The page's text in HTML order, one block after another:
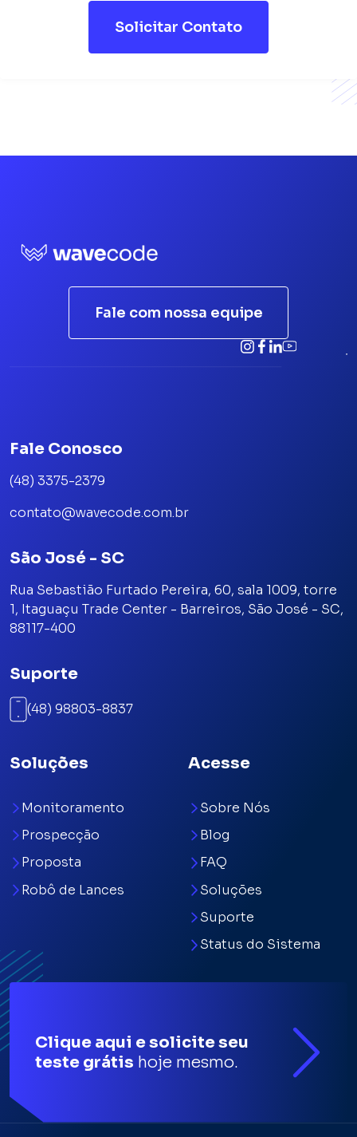
Fale com nossa equipe
Fale Conosco
(48) 3375-2379
contato@wavecode.com.br
São José - SC
Rua Sebastião Furtado Pereira, 60, sala 1009, torre
1, Itaguaçu Trade Center - Barreiros, São José - SC,
88117-400
Suporte
(48) 98803-8837
Soluções
Monitoramento
Prospecção
Proposta
Robô de Lances
Acesse
Sobre Nós
Blog
FAQ
Soluções
Suporte
Status do Sistema
Clique aqui e solicite seu
teste grátis hoje mesmo.